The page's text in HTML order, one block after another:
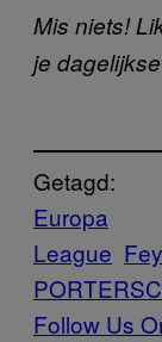
Mis niets!
je
Getagd:
Europa
League
Follow Us